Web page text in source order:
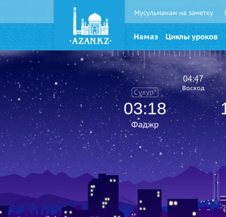
Мусульманам на заметку
Намаз Циклы уроков
Сухур*
03:18
Фаджр
04:47
Восход